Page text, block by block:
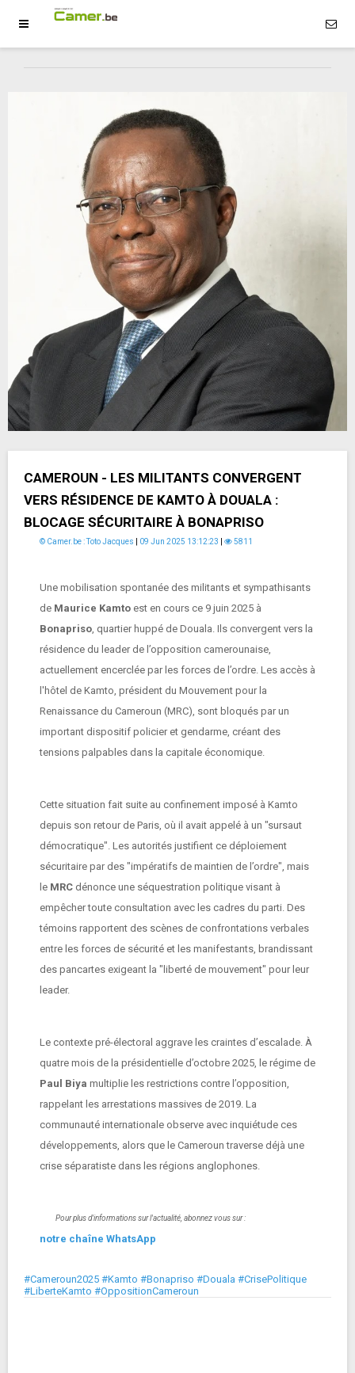
CAMEROUN - LES MILITANTS CONVERGENT
VERS RÉSIDENCE DE KAMTO À DOUALA :
BLOCAGE SÉCURITAIRE À BONAPRISO
© Camer.be : Toto Jacques 09 Jun 2025 13:12:23 5811
Une mobilisation spontanée des militants et sympathisants
de Maurice Kamto est en cours ce 9 juin 2025 à
Bonapriso, quartier huppé de Douala. Ils convergent vers la
résidence du leader de l’opposition camerounaise,
actuellement encerclée par les forces de l’ordre. Les accès à
l'hôtel de Kamto, président du Mouvement pour la
Renaissance du Cameroun (MRC), sont bloqués par un
important dispositif policier et gendarme, créant des
tensions palpables dans la capitale économique.
Cette situation fait suite au confinement imposé à Kamto
depuis son retour de Paris, où il avait appelé à un "sursaut
démocratique". Les autorités justifient ce déploiement
sécuritaire par des "impératifs de maintien de l’ordre", mais
le MRC dénonce une séquestration politique visant à
empêcher toute consultation avec les cadres du parti. Des
témoins rapportent des scènes de confrontations verbales
entre les forces de sécurité et les manifestants, brandissant
des pancartes exigeant la "liberté de mouvement" pour leur
leader.
Le contexte pré-électoral aggrave les craintes d’escalade. À
quatre mois de la présidentielle d’octobre 2025, le régime de
Paul Biya multiplie les restrictions contre l’opposition,
rappelant les arrestations massives de 2019. La
communauté internationale observe avec inquiétude ces
développements, alors que le Cameroun traverse déjà une
crise séparatiste dans les régions anglophones.
Pour plus d'informations sur l'actualité, abonnez vous sur :
notre chaîne WhatsApp
#Cameroun2025 #Kamto #Bonapriso #Douala #CrisePolitique
#LiberteKamto #OppositionCameroun